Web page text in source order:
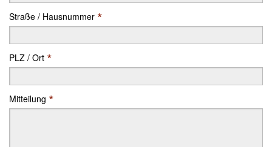
Straße / Hausnummer *
PLZ / Ort *
Mitteilung *